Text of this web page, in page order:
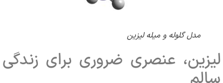
مدل گلوله و میله لیزین
عنصری ضروری برای زندگی